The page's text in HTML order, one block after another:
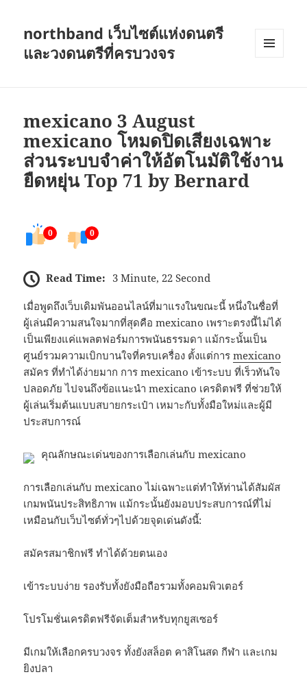
northband เว็บไซต์แห่งดนตรี
และวงดนตรีที่ครบวงจร
mexicano 3 August
mexicano โหมดปิดเสียงเฉพาะ
ส่วนระบบจำค่าให้อัตโนมัติใช้งาน
ยืดหยุ่น Top 71 by Bernard
0 0
Read Time: 3 Minute, 22 Second
เมื่อพูดถึงเว็บเดิมพันออนไลน์ที่มาแรงในขณะนี้ หนึ่งในชื่อที่
ผู้เล่นมีความสนใจมากที่สุดคือ mexicano เพราะตรงนี้ไม่ได้
เป็นเพียงแค่แพลตฟอร์มการพนันธรรมดา แม้กระนั้นเป็น
ศูนย์รวมความเบิกบานใจที่ครบเครื่อง ตั้งแต่การmexicano
สมัคร ที่ทำได้ง่ายมาก การ mexicano เข้าระบบ ที่เร็วทันใจ
ปลอดภัย ไปจนถึงข้อแนะนำ mexicano เครดิตฟรี ที่ช่วยให้
ผู้เล่นเริ่มต้นแบบสบายกระเป๋า เหมาะกับทั้งมือใหม่และผู้มี
ประสบการณ์
คุณลักษณะเด่นของการเลือกเล่นกับ mexicano
การเลือกเล่นกับ mexicano ไม่เฉพาะแต่ทำให้ท่านได้สัมผัส
เกมพนันประสิทธิภาพ แม้กระนั้นยังมอบประสบการณ์ที่ไม่
เหมือนกับเว็บไซต์ทั่วๆไปด้วยจุดเด่นดังนี้:
สมัครสมาชิกฟรี ทำได้ด้วยตนเอง
เข้าระบบง่าย รองรับทั้งยังมือถือรวมทั้งคอมพิวเตอร์
โปรโมชั่นเครดิตฟรีจัดเต็มสำหรับทุกยูสเซอร์
มีเกมให้เลือกครบวงจร ทั้งยังสล็อต คาสิโนสด กีฬา และเกม
ยิงปลา